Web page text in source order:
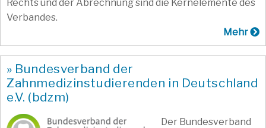
Rechts und der Abrechnung sind die Kernelemente des
Verbandes.
Mehr
» Bundesverband der
Zahnmedizinstudierenden in Deutschland
e.V. (bdzm)
Der Bundesverband